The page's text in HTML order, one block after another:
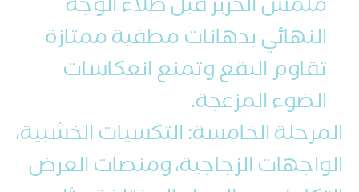
ملمس الحرير قبل طلاء الوجه
النهائي بدهانات مطفية ممتازة
تقاوم البقع وتمنع انعكاسات
الضوء المزعجة.
المرحلة الخامسة: التكسيات الخشبية،
الواجهات الزجاجية، ومنصات العرض